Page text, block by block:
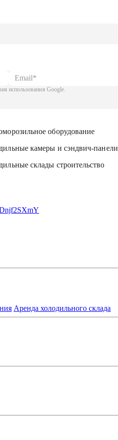
использования Google.
оборудование
камеры и сэндвич-панели
склады строительство
Аренда холодильного склада